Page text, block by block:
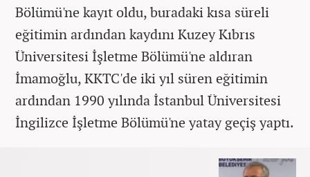
Bölümü'ne kayıt oldu, buradaki kısa süreli
eğitimin ardından kaydını Kuzey Kıbrıs
Üniversitesi İşletme Bölümü'ne aldıran
İmamoğlu, KKTC'de iki yıl süren eğitimin
ardından 1990 yılında İstanbul Üniversitesi
İngilizce İşletme Bölümü'ne yatay geçiş yaptı.